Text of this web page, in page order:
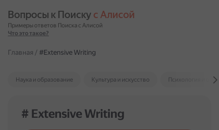
Вопросы к Поиску с Алисой
Примеры ответов Поиска с Алисой
Что это такое?
Главная / #Extensive Writing
Наука и образование Культура и искусство Психология и
# Extensive Writing